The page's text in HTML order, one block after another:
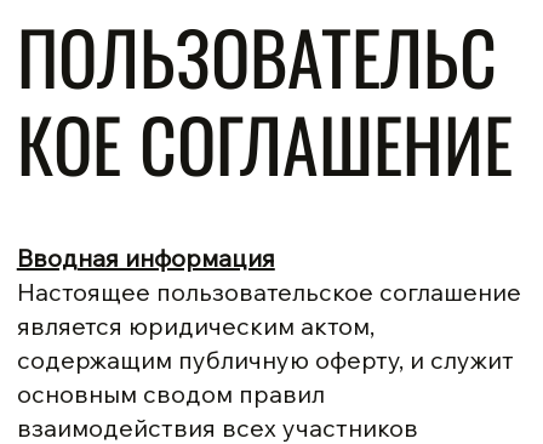
ПОЛЬЗОВАТЕЛЬС
КОЕ СОГЛАШЕНИЕ
Вводная информация
Настоящее пользовательское соглашение
является юридическим актом,
содержащим публичную оферту, и служит
основным сводом правил
взаимодействия всех участников